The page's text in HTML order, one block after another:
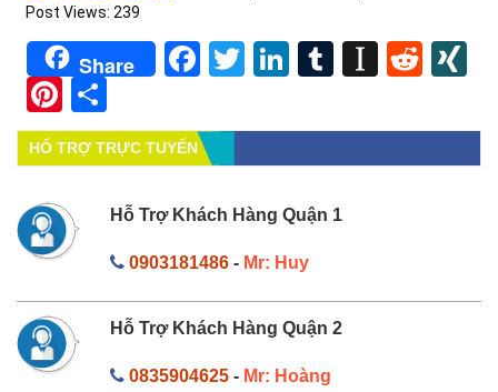
Post Views: 239
Share Facebook
TwitterLinkedIn
Tumblr
Pinterest
HỔ TRỢ TRỰC TUYẾN
Hỗ Trợ Khách Hàng Quận 1
0903181486- Mr: Huy
Hỗ Trợ Khách Hàng Quận 2
0835904625- Mr: Hoàng